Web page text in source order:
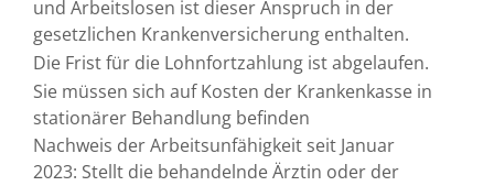
und Arbeitslosen ist dieser Anspruch in der
gesetzlichen Krankenversicherung enthalten.
Die Frist für die Lohnfortzahlung ist abgelaufen.
Sie müssen sich auf Kosten der Krankenkasse in
stationärer Behandlung befinden
Nachweis der Arbeitsunfähigkeit seit Januar
2023: Stellt die behandelnde Ärztin oder der